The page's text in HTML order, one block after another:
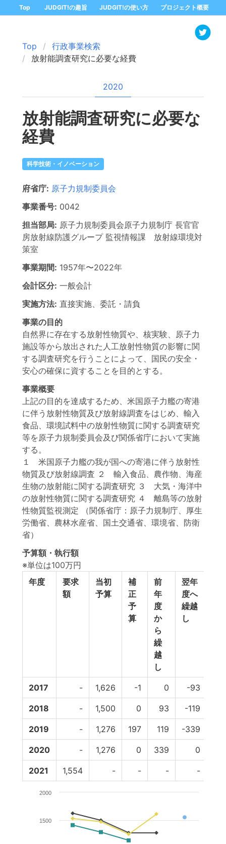
Top JUDGIT!の趣旨 JUDGIT!の使い方 プロジェクト概要
Top
行政事業検索
放射能調査研究に必要な経費
2020
放射能調査研究に必要な
経費
科学技術・イノベーション
府省庁: 原子力規制委員会
事業番号: 0042
担当部局: 原子力規制委員会原子力規制庁 長官官
房放射線防護グループ 監視情報課 放射線環境対
策室
事業期間: 1957年〜2022年
会計区分: 一般会計
実施方法: 直接実施、委託・請負
事業の目的
自然界に存在する放射性物質や、核実験、原子力
施設等から放出された人工放射性物質の影響に関
する調査研究を行うことによって、国民の安全・
安心の確保に資することを目的とする。
事業概要
上記の目的を達成するため、米国原子力艦の寄港
に伴う放射性物質及び放射線調査をはじめ、輸入
食品、環境試料中の放射性物質に関する調査研究
等を原子力規制委員会及び関係省庁において実施
する。
１ 米国原子力艦の我が国への寄港に伴う放射性
物質及び放射線調査 ２ 輸入食品、農作物、海産
生物の放射能に関する調査研究 ３ 大気・海洋中
の放射性物質に関する調査研究 ４ 離島等の放射
性物質監視測定 （関係省庁：原子力規制庁、厚生
労働省、農林水産省、国土交通省、環境省、防衛
省）
予算額・執行額
※単位は100万円
年度
要求
額
当初
予算
補
正
予
算
前
年
度
か
ら
繰
越
し
翌年
度へ
繰越
し
2017 - 1,626 -1 0 -93
2018 - 1,500 0 93 -119
2019 - 1,276 197 119 -339
2020 - 1,276 0 339 0
2021 1,554 - - - -
1500
2000